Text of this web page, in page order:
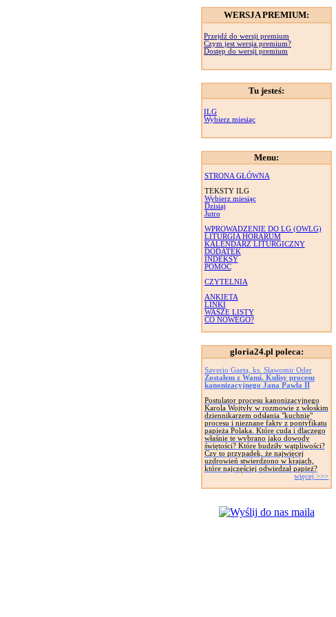
WERSJA PREMIUM:
Przejdź do wersji premium
Czym jest wersja premium?
Dostęp do wersji premium
Tu jesteś:
ILG
Wybierz miesiąc
Menu:
STRONA GŁÓWNA
TEKSTY ILG
Wybierz miesiąc
Dzisiaj
Jutro
WPROWADZENIE DO LG (OWLG)
LITURGIA HORARUM
KALENDARZ LITURGICZNY
DODATEK
INDEKSY
POMOC
CZYTELNIA
ANKIETA
LINKI
WASZE LISTY
CO NOWEGO?
gloria24.pl poleca:
Saverio Gaeta, ks. Sławomir Oder
Zostałem z Wami. Kulisy procesu
kanonizacyjnego Jana Pawła II
Postulator procesu kanonizacyjnego
Karola Wojtyły w rozmowie z włoskim
dziennikarzem odsłania "kuchnię"
procesu i nieznane fakty z pontyfikatu
papieża Polaka. Które cuda i dlaczego
właśnie te wybrano jako dowody
świętości? Które budziły wątpliwości?
Czy to przypadek, że najwięcej
uzdrowień stwierdzono w krajach,
które najczęściej odwiedzał papież?
więcej >>>